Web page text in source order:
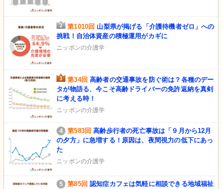
第1010回 山梨県が掲げる「介護待機者ゼロ」への
挑戦！自治体資産の積極運用がカギに
ニッポンの介護学
第34回 高齢者の交通事故を防ぐ術は？各種のデー
タが物語る、今こそ高齢ドライバーの免許返納を真剣
に考える時！
ニッポンの介護学
第583回 高齢歩行者の死亡事故は「９月から12月
の夕方」に急増する！原因は、夜間視力の低下にあっ
た
ニッポンの介護学
第85回 認知症カフェは気軽に相談できる地域福祉